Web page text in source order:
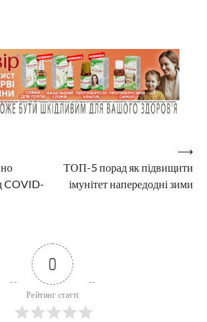
COVID-
ТОП-5 порад як підвищити
імунітет напередодні зими
⟶
0
Рейтинг статті